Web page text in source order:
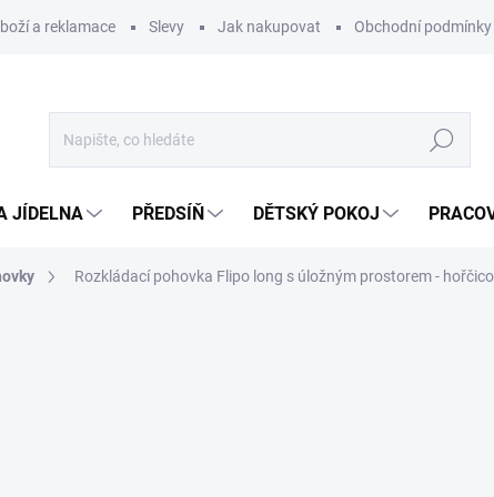
a reklamace Slevy Jak nakupovat Obchodní podmínky
Hledat
JÍDELNA PŘEDSÍŇ DĚTSKÝ POKOJ
Rozkládací pohovka Flipo long s úložným prostorem -